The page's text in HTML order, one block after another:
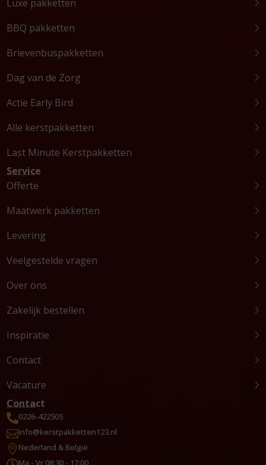
Luxe pakketten
BBQ pakketten
Brievenbuspakketten
Dag van de Zorg
Actie Early Bird
Alle kerstpakketten
Last Minute Kerstpakketten
Service
Offerte
Maatwerk pakketten
Levering
Veelgestelde vragen
Over ons
Zakelijk bestellen
Inspiratie
Contact
Vacature
Contact
0226-422505
info@kerstpakketten123.nl
 Nederland & België
Ma - Vr 08:30 - 17:00